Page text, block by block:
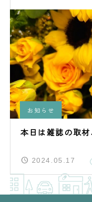
お知らせ
本日は雑誌の取
2024.05.17